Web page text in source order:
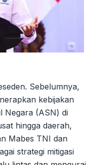
Sebelumnya,
kebijakan
Negara (ASN) di
hingga daerah,
Mabes TNI dan
strategi mitigasi